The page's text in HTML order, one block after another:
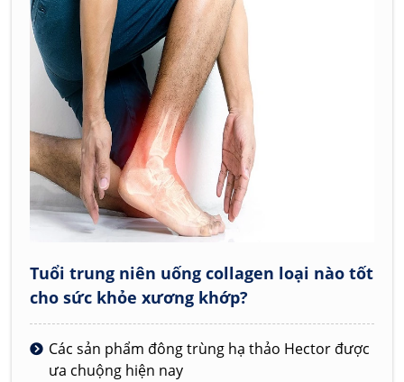
Tuổi trung niên uống collagen loại nào tốt
cho sức khỏe xương khớp?
Các sản phẩm đông trùng hạ thảo Hector được
ưa chuộng hiện nay